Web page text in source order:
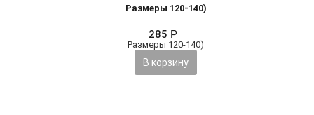
Размеры 120-140)
285 Р
В корзину